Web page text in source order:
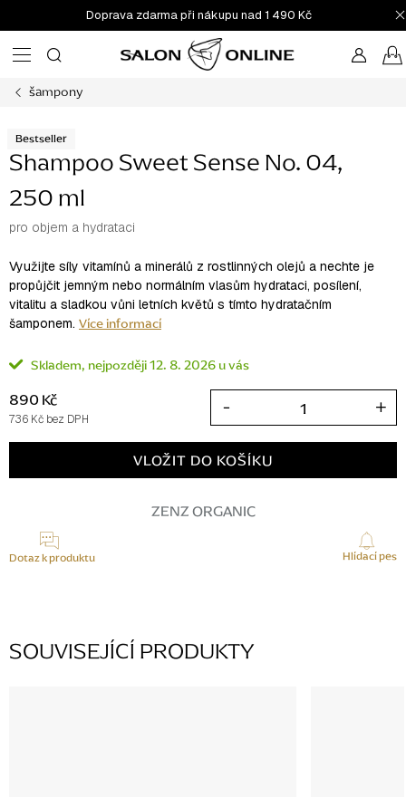
na
obsah
Doprava zdarma při nákupu nad 1 490 Kč
šampony
Bestseller
Shampoo Sweet Sense No. 04,
250 ml
pro objem a hydrataci
Využijte síly vitamínů a minerálů z rostlinných olejů a nechte je
propůjčit jemným nebo normálním vlasům hydrataci, posílení,
vitalitu a sladkou vůni letních květů s tímto hydratačním
šamponem. Více informací
Skladem 12. 8. 2026
890 Kč
736 Kč bez DPH
VLOŽIT DO KOŠÍKU
ZENZ ORGANIC
Dotaz k produktu Hlídací pes
SOUVISEJÍCÍ PRODUKTY